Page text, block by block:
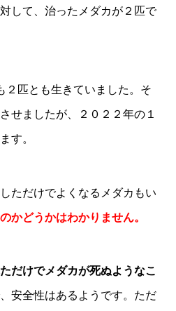
して、治ったメダカが２匹で
２匹とも生きていました。そ
せましたが、２０２２年の１
す。
ただけでよくなるメダカもい
かどうかはわかりません。
だけでメダカが死ぬようなこ
安全性はあるようです。ただ